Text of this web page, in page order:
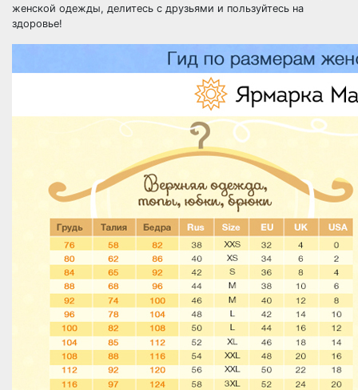
женской одежды, делитесь с друзьями и пользуйтесь на
здоровье!